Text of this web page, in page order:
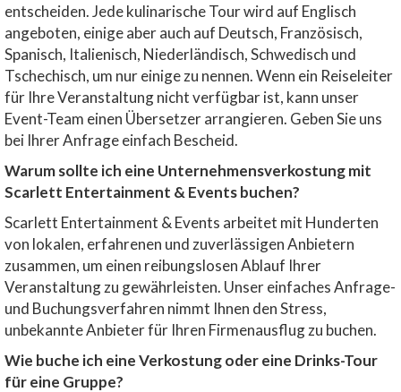
entscheiden. Jede kulinarische Tour wird auf Englisch
angeboten, einige aber auch auf Deutsch, Französisch,
Spanisch, Italienisch, Niederländisch, Schwedisch und
Tschechisch, um nur einige zu nennen. Wenn ein Reiseleiter
für Ihre Veranstaltung nicht verfügbar ist, kann unser
Event-Team einen Übersetzer arrangieren. Geben Sie uns
bei Ihrer Anfrage einfach Bescheid.
Warum sollte ich eine Unternehmensverkostung mit
Scarlett Entertainment & Events buchen?
Scarlett Entertainment & Events arbeitet mit Hunderten
von lokalen, erfahrenen und zuverlässigen Anbietern
zusammen, um einen reibungslosen Ablauf Ihrer
Veranstaltung zu gewährleisten. Unser einfaches Anfrage-
und Buchungsverfahren nimmt Ihnen den Stress,
unbekannte Anbieter für Ihren Firmenausflug zu buchen.
Wie buche ich eine Verkostung oder eine Drinks-Tour
für eine Gruppe?